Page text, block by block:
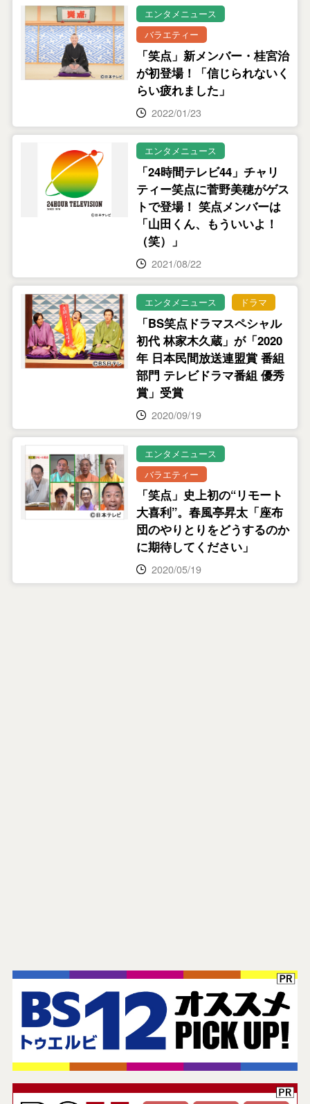
エンタメニュース
バラエティー
「笑点」新メンバー・桂宮治
が初登場！「信じられないく
らい疲れました」
2022/01/23
エンタメニュース
「24時間テレビ44」チャリ
ティー笑点に菅野美穂がゲス
トで登場！ 笑点メンバーは
「山田くん、もういいよ！
（笑）」
2021/08/22
エンタメニュース ドラマ
「BS笑点ドラマスペシャル
初代 林家木久蔵」が「2020
年 日本民間放送連盟賞 番組
部門 テレビドラマ番組 優秀
賞」受賞
2020/09/19
エンタメニュース
バラエティー
「笑点」史上初の“リモート
大喜利”。春風亭昇太「座布
団のやりとりをどうするのか
に期待してください」
2020/05/19